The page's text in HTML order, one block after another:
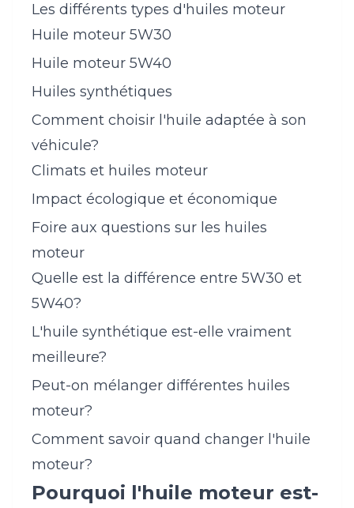
Les différents types d'huiles moteur
Huile moteur 5W30
Huile moteur 5W40
Huiles synthétiques
Comment choisir l'huile adaptée à son
véhicule?
Climats et huiles moteur
Impact écologique et économique
Foire aux questions sur les huiles
moteur
Quelle est la différence entre 5W30 et
5W40?
L'huile synthétique est-elle vraiment
meilleure?
Peut-on mélanger différentes huiles
moteur?
Comment savoir quand changer l'huile
moteur?
Pourquoi l'huile moteur est-